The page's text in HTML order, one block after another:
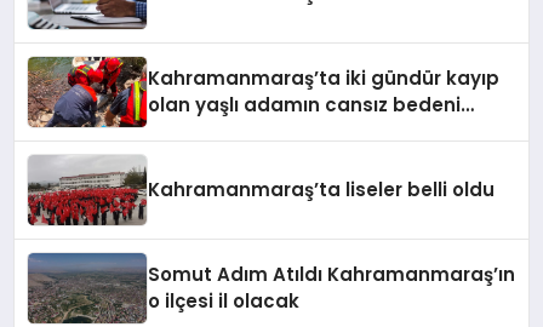
Kahramanmaraş’ta iki gündür kayıp
olan yaşlı adamın cansız bedeni
Kahramanmaraş’ta liseler belli oldu
Somut Adım Atıldı Kahramanmaraş’ın
o ilçesi il olacak